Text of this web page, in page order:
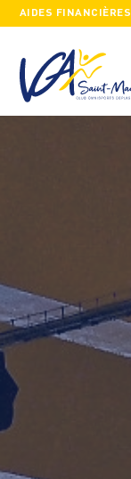
AIDES FINANCIÈRES